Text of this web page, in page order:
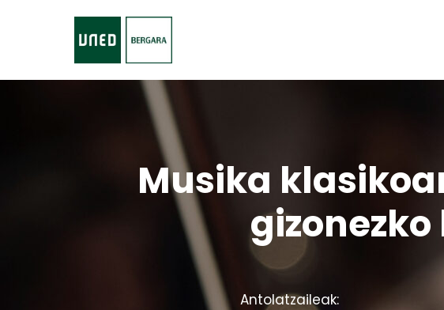
Musika
Antolatzaileak: